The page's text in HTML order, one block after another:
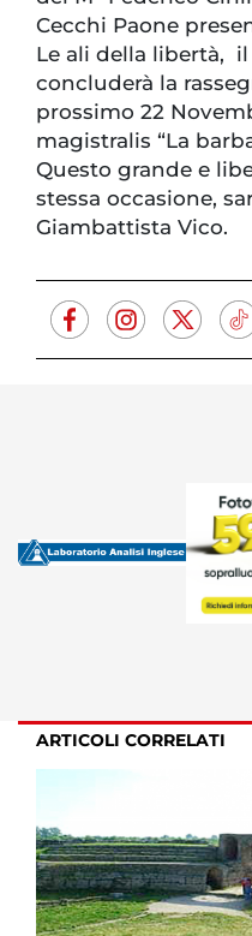
Cecchi Paone
Le ali della libertà,
concluderà la
prossimo 22
magistralis “La
Questo grande e
stessa occasione,
Giambattista Vico.
ARTICOLI CORRELATI